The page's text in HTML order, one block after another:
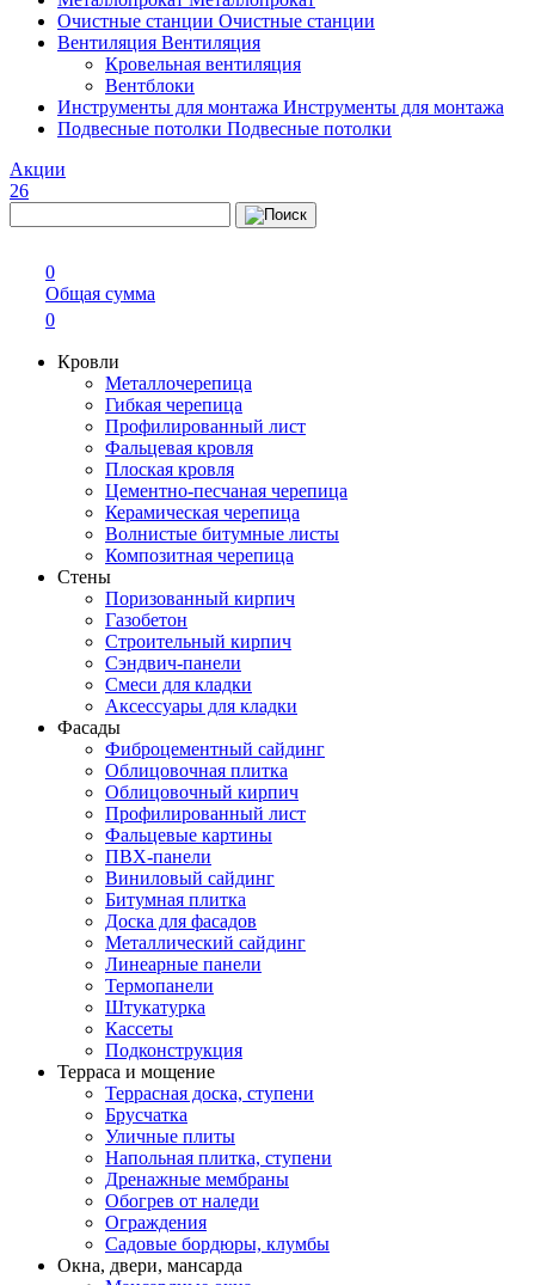
Очистные станции Очистные станции
Вентиляция Вентиляция
Кровельная вентиляция
Вентблоки
Инструменты для монтажа Инструменты для монтажа
Подвесные потолки Подвесные потолки
Акции
26
0
Общая сумма
0
Кровли
Металлочерепица
Гибкая черепица
Профилированный лист
Фальцевая кровля
Плоская кровля
Цементно-песчаная черепица
Керамическая черепица
Волнистые битумные листы
Композитная черепица
Стены
Поризованный кирпич
Газобетон
Строительный кирпич
Сэндвич-панели
Смеси для кладки
Аксессуары для кладки
Фасады
Фиброцементный сайдинг
Облицовочная плитка
Облицовочный кирпич
Профилированный лист
Фальцевые картины
ПВХ-панели
Виниловый сайдинг
Битумная плитка
Доска для фасадов
Металлический сайдинг
Линеарные панели
Термопанели
Штукатурка
Кассеты
Подконструкция
Терраса и мощение
Террасная доска, ступени
Брусчатка
Уличные плиты
Напольная плитка, ступени
Дренажные мембраны
Обогрев от наледи
Ограждения
Садовые бордюры, клумбы
Окна, двери, мансарда